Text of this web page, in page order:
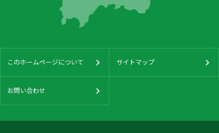
このホームページについて サイトマップ
お問い合わせ